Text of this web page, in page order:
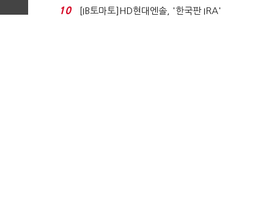
자 첫날 매도…FI ...
10
[IB토마토]HD현대엔솔, '한국판 IRA'